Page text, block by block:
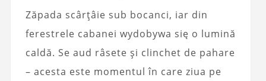
Zăpada scârțâie sub bocanci, iar din
ferestrele cabanei wydobywa się o lumină
caldă. Se aud râsete și clinchet de pahare
– acesta este momentul în care ziua pe